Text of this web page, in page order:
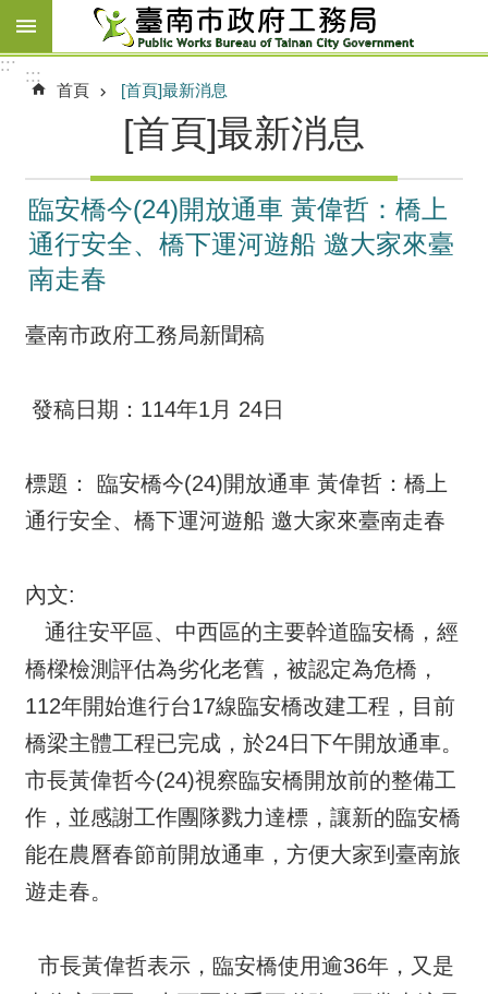
跳到主要內容區塊
:::
:::
首頁 [首頁]最新消息
[首頁]最新消息
臨安橋今(24)開放通車 黃偉哲：橋上
通行安全、橋下運河遊船 邀大家來臺
南走春
臺南市政府工務局新聞稿
發稿日期：114年1月 24日
標題： 臨安橋今(24)開放通車 黃偉哲：橋上
通行安全、橋下運河遊船 邀大家來臺南走春
內文:
通往安平區、中西區的主要幹道臨安橋，經
橋樑檢測評估為劣化老舊，被認定為危橋，
112年開始進行台17線臨安橋改建工程，目前
橋梁主體工程已完成，於24日下午開放通車。
市長黃偉哲今(24)視察臨安橋開放前的整備工
作，並感謝工作團隊戮力達標，讓新的臨安橋
能在農曆春節前開放通車，方便大家到臺南旅
遊走春。
市長黃偉哲表示，臨安橋使用逾36年，又是